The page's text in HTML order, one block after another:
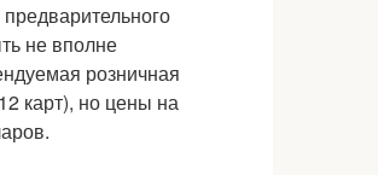
не вполне
розничная
карт), но цены на